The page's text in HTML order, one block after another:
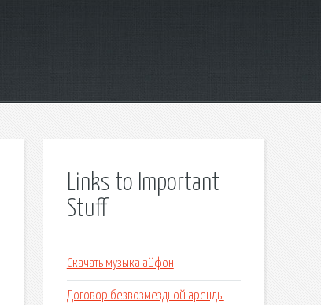
Links to Important
Stuff
Скачать музыка айфон
Договор безвозмездной аренды